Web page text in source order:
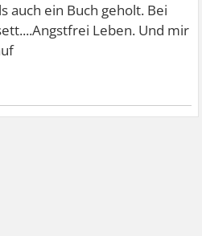
auch ein Buch geholt. Bei
Leben. Und mir